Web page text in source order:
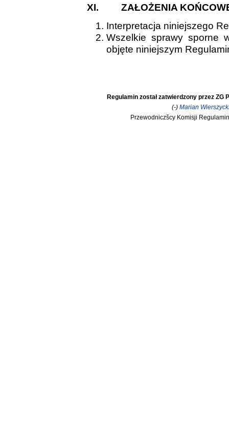
XI.
ZAŁOŻENIA
Interpretacja niniejszego
Wszelkie sprawy sporne
objęte niniejszym
Regulamin został zatwierdzony przez ZG
(-) Marian
Przewodniczšcy Komisji